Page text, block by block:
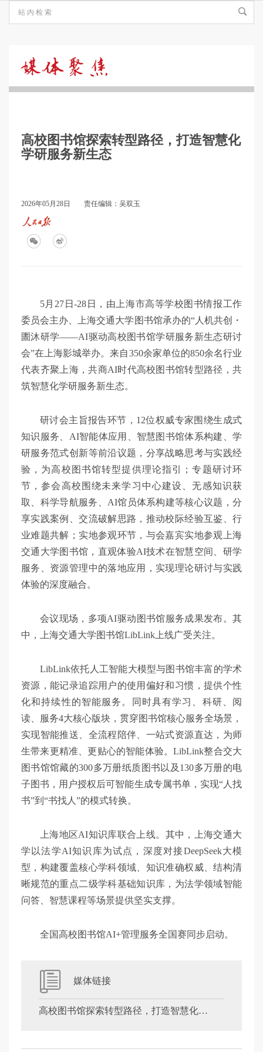
聚
高校图书馆探索转型路径，打造智慧化
学研服务新生态
2026年05月28日 责任编辑：吴双玉
5月27日-28日，由上海市高等学校图书情报工作
委员会主办、上海交通大学图书馆承办的“人机共创・
圕沐研学——AI驱动高校图书馆学研服务新生态研讨
会”在上海影城举办。来自350余家单位的850余名行业
代表齐聚上海，共商AI时代高校图书馆转型路径，共
筑智慧化学研服务新生态。
研讨会主旨报告环节，12位权威专家围绕生成式
知识服务、AI智能体应用、智慧图书馆体系构建、学
研服务范式创新等前沿议题，分享战略思考与实践经
验，为高校图书馆转型提供理论指引；专题研讨环
节，参会高校围绕未来学习中心建设、无感知识获
取、科学导航服务、AI馆员体系构建等核心议题，分
享实践案例、交流破解思路，推动校际经验互鉴、行
业难题共解；实地参观环节，与会嘉宾实地参观上海
交通大学图书馆，直观体验AI技术在智慧空间、研学
服务、资源管理中的落地应用，实现理论研讨与实践
体验的深度融合。
会议现场，多项AI驱动图书馆服务成果发布。其
中，上海交通大学图书馆LibLink上线广受关注。
LibLink依托人工智能大模型与图书馆丰富的学术
资源，能记录追踪用户的使用偏好和习惯，提供个性
化和持续性的智能服务。同时具有学习、科研、阅
读、服务4大核心版块，贯穿图书馆核心服务全场景，
实现智能推送、全流程陪伴、一站式资源直达，为师
生带来更精准、更贴心的智能体验。LibLink整合交大
图书馆馆藏的300多万册纸质图书以及130多万册的电
子图书，用户授权后可智能生成专属书单，实现“人找
书”到“书找人”的模式转换。
上海地区AI知识库联合上线。其中，上海交通大
学以法学AI知识库为试点，深度对接DeepSeek大模
型，构建覆盖核心学科领域、知识准确权威、结构清
晰规范的重点二级学科基础知识库，为法学领域智能
问答、智慧课程等场景提供坚实支撑。
全国高校图书馆AI+管理服务全国赛同步启动。
媒体链接
高校图书馆探索转型路径，打造智慧化学研服务新生态